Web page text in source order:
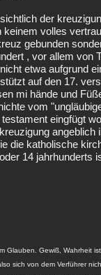
der
volles
gebunden
, vor allem von
etwa aufgrund
auf den 17.
mi hände und
vom
eingfügt
angeblich
die katholische
14 jahrhunderts
Glauben. Gewiß, Wahrheit
sich von dem Verführer